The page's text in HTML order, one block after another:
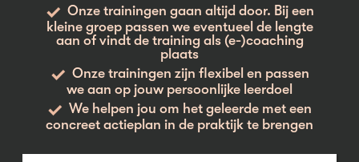
Onze trainingen gaan altijd door. Bij een
kleine groep passen we eventueel de lengte
aan of vindt de training als (e-)coaching
plaats
Onze trainingen zijn flexibel en passen
we aan op jouw persoonlijke leerdoel
We helpen jou om het geleerde met een
concreet actieplan in de praktijk te brengen